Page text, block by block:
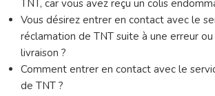
TNT, car vous avez reçu un colis
Vous désirez entrer en contact avec le
réclamation de TNT suite à une erreur
livraison ?
Comment entrer en contact avec le
de TNT ?